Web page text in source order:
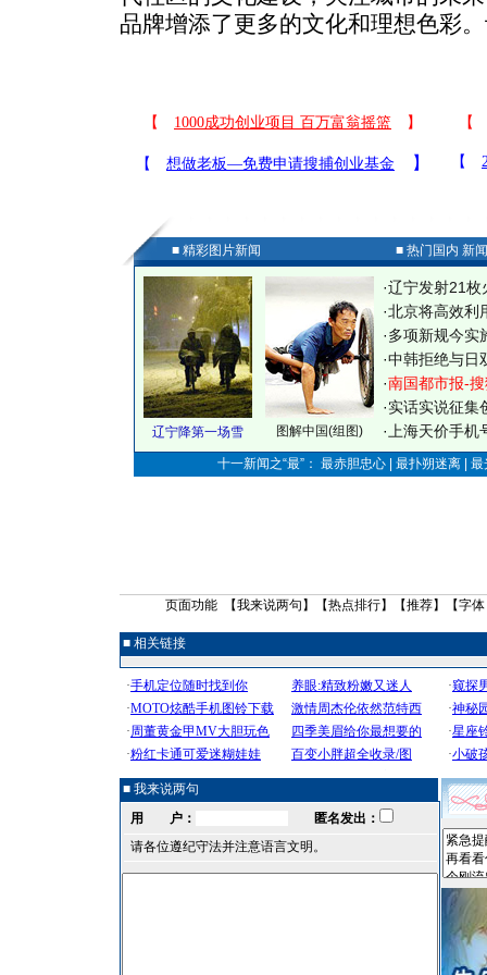
品牌增添了更多的文化和理想色彩
■ 精彩图片新闻 ■ 热门国内 新
辽宁降第一场雪 图解中国(组图)
·辽宁发射21枚
·北京将高效利
·多项新规今实
·中韩拒绝与日
·南国都市报-
·实话实说征集
· 上海天价手
十一新闻之“最”： 最赤胆忠心 | 最扑朔迷离 |
页面功能 【我来说两句 】【热点排行】【推荐】【字体
■ 相关链接
■ 我来说两句
用 户：
匿名发出：
请各位遵纪守法并注意语言文明。